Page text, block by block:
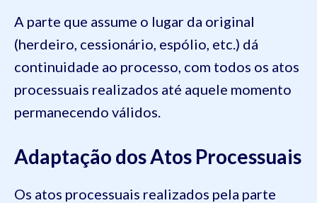
A parte que assume o lugar da original
(herdeiro, cessionário, espólio, etc.) dá
continuidade ao processo, com todos os atos
processuais realizados até aquele momento
permanecendo válidos.
Adaptação dos Atos Processuais
Os atos processuais realizados pela parte